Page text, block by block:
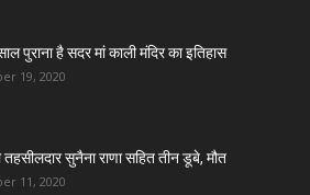
पुराना है सदर मां काली मंदिर का इतिहास
19, 2020
सुनैना राणा सहित तीन डूबे, मौत
11, 2020